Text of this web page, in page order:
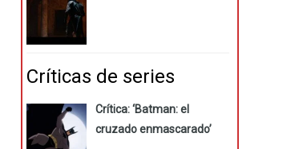
Críticas de series
Crítica: ‘Batman: el
cruzado enmascarado’